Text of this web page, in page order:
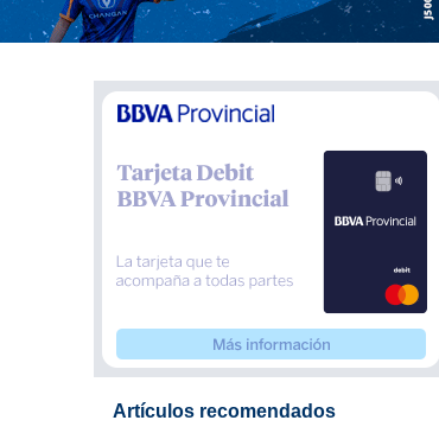
Artículos recomendados